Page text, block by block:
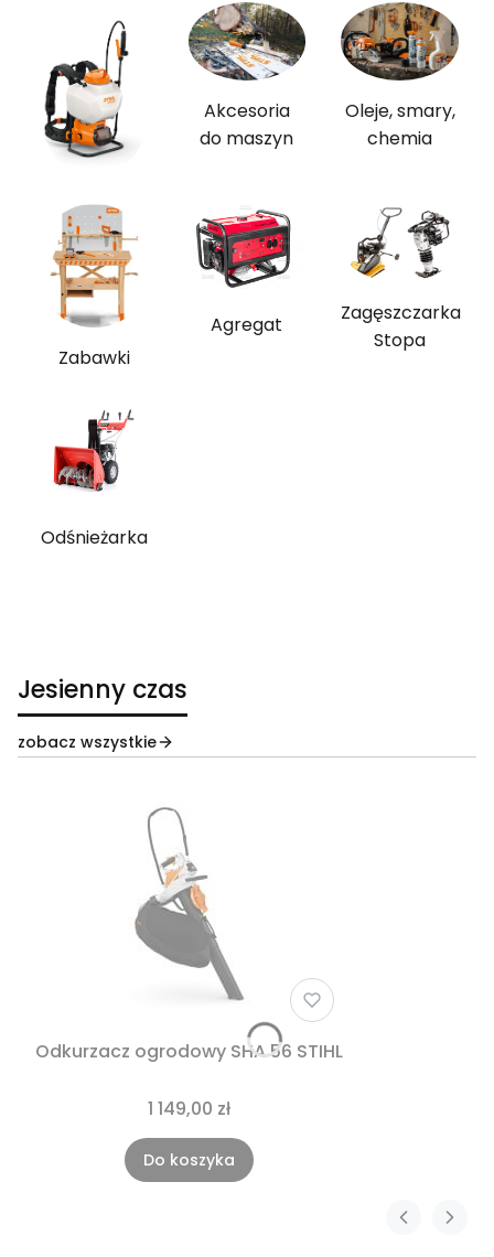
Akcesoria
do maszyn
Oleje, smary,
chemia
Zabawki
Agregat
Zagęszczarka
Stopa
Odśnieżarka
Jesienny czas
zobacz wszystkie
Odkurzacz ogrodowy SHA 56 STIHL
1 149,00 zł
Do koszyka